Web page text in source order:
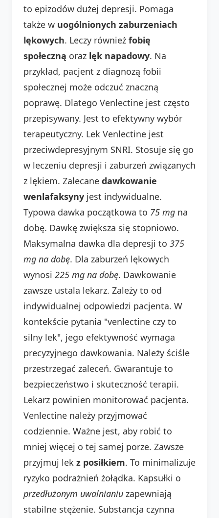
to epizodów dużej depresji. Pomaga
także w uogólnionych zaburzeniach
lękowych. Leczy również fobię
społeczną oraz lęk napadowy. Na
przykład, pacjent z diagnozą fobii
społecznej może odczuć znaczną
poprawę. Dlatego Venlectine jest często
przepisywany. Jest to efektywny wybór
terapeutyczny. Lek Venlectine jest
przeciwdepresyjnym SNRI. Stosuje się go
w leczeniu depresji i zaburzeń związanych
z lękiem. Zalecane dawkowanie
wenlafaksyny jest indywidualne.
Typowa dawka początkowa to 75 mg na
dobę. Dawkę zwiększa się stopniowo.
Maksymalna dawka dla depresji to 375
mg na dobę. Dla zaburzeń lękowych
wynosi 225 mg na dobę. Dawkowanie
zawsze ustala lekarz. Zależy to od
indywidualnej odpowiedzi pacjenta. W
kontekście pytania "venlectine czy to
silny lek", jego efektywność wymaga
precyzyjnego dawkowania. Należy ściśle
przestrzegać zaleceń. Gwarantuje to
bezpieczeństwo i skuteczność terapii.
Lekarz powinien monitorować pacjenta.
Venlectine należy przyjmować
codziennie. Ważne jest, aby robić to
mniej więcej o tej samej porze. Zawsze
przyjmuj lek z posiłkiem. To minimalizuje
ryzyko podrażnień żołądka. Kapsułki o
przedłużonym uwalnianiu zapewniają
stabilne stężenie. Substancja czynna